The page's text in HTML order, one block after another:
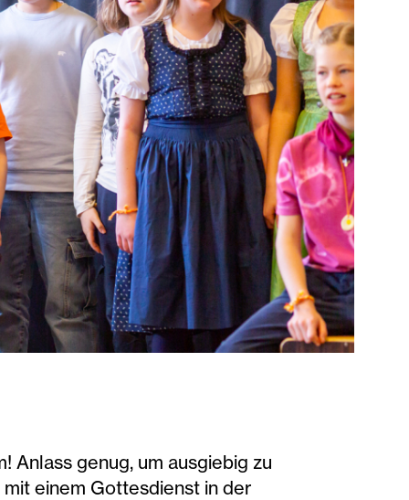
Anlass genug, um ausgiebig zu
einem Gottesdienst in der